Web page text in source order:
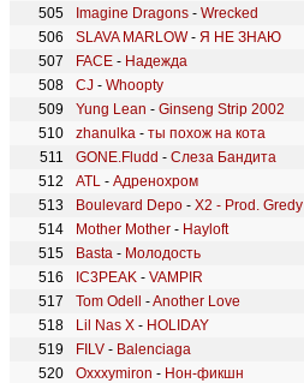
Imagine Dragons - Wrecked
SLAVA MARLOW- Я НЕ ЗНАЮ
FACE - Надежда
CJ - Whoopty
Yung Lean - Ginseng Strip 2002
zhanulka - ты похож на кота
GONE.Fludd - Слеза Бандита
ATL - Адренохром
Boulevard Depo - X2 - Prod. Gredy
Mother Mother - Hayloft
Basta - Молодость
IC3PEAK - VAMPIR
Tom Odell
-Another Love
Lil Nas X - HOLIDAY
FILV - Balenciaga
Oxxxymiron - Нон-фикшн